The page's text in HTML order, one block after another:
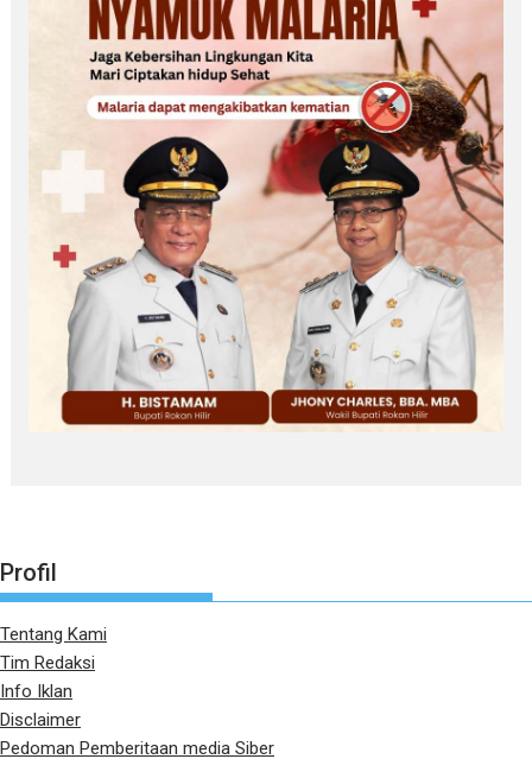
Profil
Tentang Kami
Tim Redaksi
Info Iklan
Disclaimer
Pedoman Pemberitaan media Siber